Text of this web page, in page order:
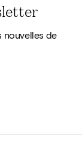
nouvelles de